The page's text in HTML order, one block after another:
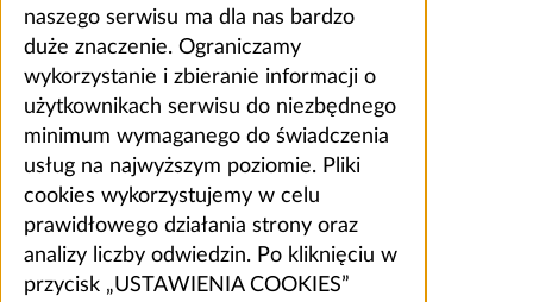
naszego serwisu ma dla nas bardzo
duże znaczenie. Ograniczamy
wykorzystanie i zbieranie informacji o
użytkownikach serwisu do niezbędnego
minimum wymaganego do świadczenia
usług na najwyższym poziomie. Pliki
cookies wykorzystujemy w celu
prawidłowego działania strony oraz
analizy liczby odwiedzin. Po kliknięciu w
przycisk „USTAWIENIA COOKIES”